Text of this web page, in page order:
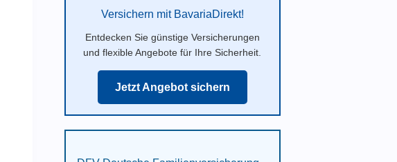
Versichern mit BavariaDirekt!
Entdecken Sie günstige Versicherungen
und flexible Angebote für Ihre Sicherheit.
Jetzt Angebot sichern